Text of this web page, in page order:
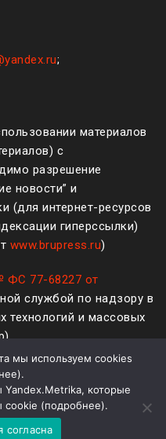
;
материалов
с
разрешение
новости” и
(для интернет-ресурсов
гиперссылки)
www.brupress.ru)
ФС 77-68227 от
службой по надзору в
технологий и массовых
и защиты информации
мы используем cookies
).
которые
cookie (подробнее).
согласна